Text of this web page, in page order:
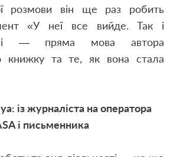
розмови він ще раз робить
«У неї все вийде. Так і
— пряма мова автора
книжку та те, як вона стала
із журналіста на оператора
і письменника